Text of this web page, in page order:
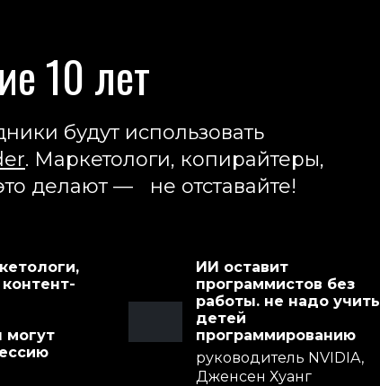
10 лет
будут использовать
. Маркетологи, копирайтеры,
делают — не отставайте!
могут
ИИ оставит
программистов без
работы. не надо учить
детей
программированию
руководитель NVIDIA,
Дженсен Хуанг